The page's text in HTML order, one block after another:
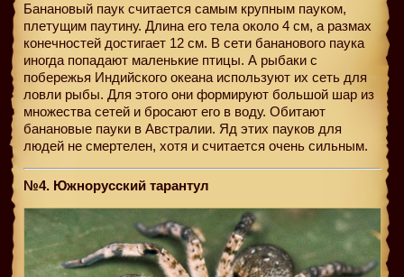
Банановый паук считается самым крупным пауком,
плетущим паутину. Длина его тела около 4 см, а размах
конечностей достигает 12 см. В сети бананового паука
иногда попадают маленькие птицы. А рыбаки с
побережья Индийского океана используют их сеть для
ловли рыбы. Для этого они формируют большой шар из
множества сетей и бросают его в воду. Обитают
банановые пауки в Австралии. Яд этих пауков для
людей не смертелен, хотя и считается очень сильным.
№4. Южнорусский тарантул